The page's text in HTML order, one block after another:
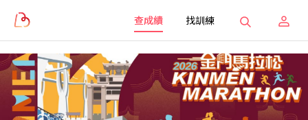
查成績 找訓練